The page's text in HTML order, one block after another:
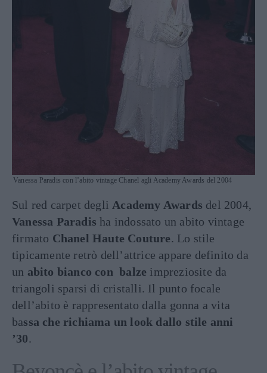
Vanessa Paradis con l’abito vintage Chanel agli Academy Awards del 2004
Sul red carpet degli Academy Awards del 2004,
Vanessa Paradis ha indossato un abito vintage
firmato Chanel Haute Couture. Lo stile
tipicamente retrò dell’attrice appare definito da
un abito bianco con balze impreziosite da
triangoli sparsi di cristalli. Il punto focale
dell’abito è rappresentato dalla gonna a vita
bassa che richiama un look dallo stile anni
’30.